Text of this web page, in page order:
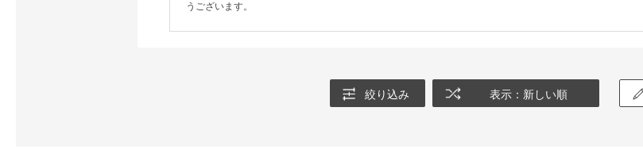
うございます。
絞り込み 表示：新しい順